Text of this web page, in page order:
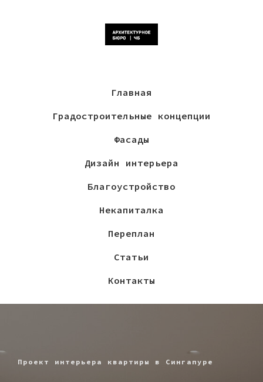
Главная
Градостроительные концепции
Фасады
Дизайн интерьера
Благоустройство
Некапиталка
Переплан
Статьи
Контакты
Проект интерьера квартиры в Сингапуре